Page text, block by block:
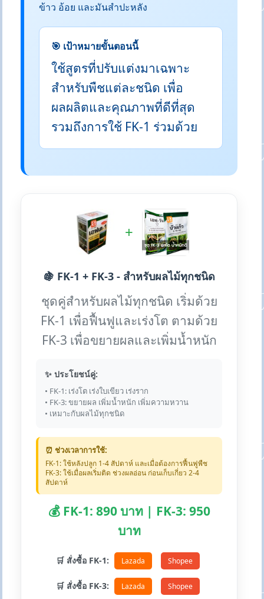
ข้าว อ้อย และมันสำปะหลัง
🎯 เป้าหมายขั้นตอนนี้
ใช้สูตรที่ปรับแต่งมาเฉพาะ
สำหรับพืชแต่ละชนิด เพื่อ
ผลผลิตและคุณภาพที่ดีที่สุด
รวมถึงการใช้ FK-1 ร่วมด้วย
+
🍇 FK-1 + FK-3 - สำหรับผลไม้ทุกชนิด
ชุดคู่สำหรับผลไม้ทุกชนิด เริ่มด้วย
FK-1 เพื่อฟื้นฟูและเร่งโต ตามด้วย
FK-3 เพื่อขยายผลและเพิ่มน้ำหนัก
✨ ประโยชน์คู่:
• FK-1: เร่งโต เร่งใบเขียว เร่งราก
• FK-3: ขยายผล เพิ่มน้ำหนัก เพิ่มความหวาน
• เหมาะกับผลไม้ทุกชนิด
⏰ ช่วงเวลาการใช้:
FK-1: ใช้หลังปลูก 1-4 สัปดาห์ และเมื่อต้องการฟื้นฟูพืช
FK-3: ใช้เมื่อผลเริ่มติด ช่วงผลอ่อน ก่อนเก็บเกี่ยว 2-4
สัปดาห์
💰 FK-1: 890 บาท | FK-3: 950
บาท
🛒 สั่งซื้อ FK-1: Lazada Shopee
🛒 สั่งซื้อ FK-3: Lazada Shopee